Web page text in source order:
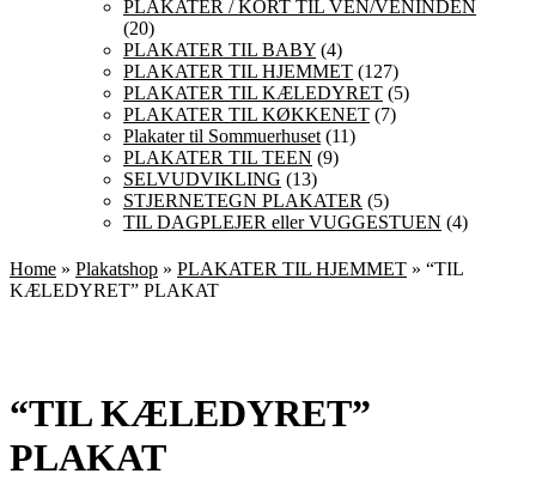
PLAKATER / KORT TIL VEN/VENINDEN
(20)
PLAKATER TIL BABY (4)
PLAKATER TIL HJEMMET (127)
PLAKATER TIL KÆLEDYRET (5)
PLAKATER TIL KØKKENET (7)
Plakater til Sommuerhuset (11)
PLAKATER TIL TEEN (9)
SELVUDVIKLING (13)
STJERNETEGN PLAKATER (5)
TIL DAGPLEJER eller VUGGESTUEN (4)
Home » Plakatshop » PLAKATER TIL HJEMMET » “TIL
KÆLEDYRET” PLAKAT
“TIL KÆLEDYRET”
PLAKAT